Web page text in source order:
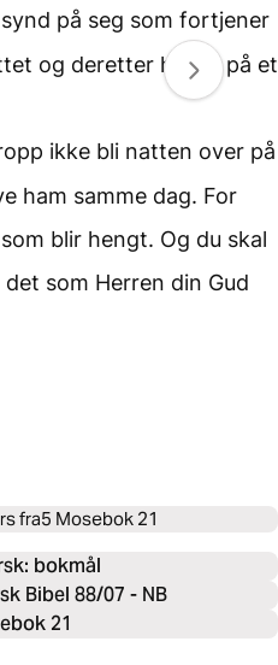
på seg som fortjener
og deretter hengt på et
ikke bli natten over på
ham samme dag. For
blir hengt. Og du skal
som Herren din Gud
fra5 Mosebok 21
bokmål
Bibel 88/07 - NB
21